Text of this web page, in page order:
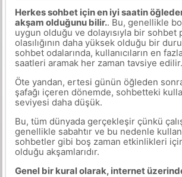
Herkes sohbet için en iyi saatin
akşam olduğunu bilir.. Bu, genellikle
uygun olduğu ve dolayısıyla bir
olasılığının daha yüksek olduğu bir
sohbet odalarında, kullanıcıların en
saatleri aramak her zaman tavsiye edilir.
Öte yandan, ertesi günün öğleden
şafağı içeren dönemde, sohbetteki
seviyesi daha düşük.
Bu, tüm dünyada gerçekleşir çünkü
genellikle sabahtır ve bu nedenle
sohbetler gibi boş zaman etkinlikleri
olduğu akşamlarıdır.
Genel bir kural olarak, internet